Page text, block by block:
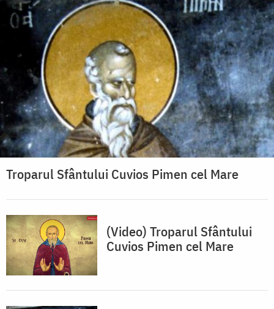
Troparul Sfântului Cuvios Pimen cel Mare
(Video) Troparul Sfântului
Cuvios Pimen cel Mare